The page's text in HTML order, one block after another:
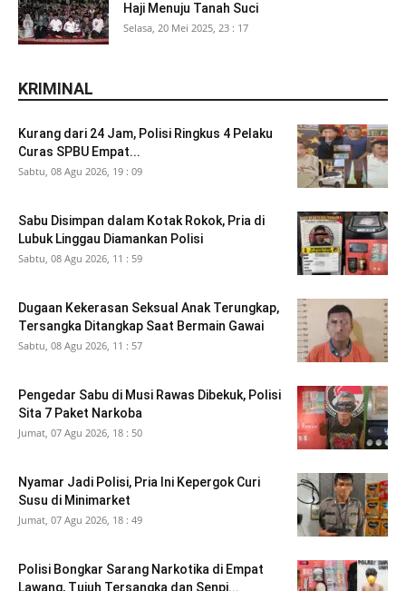
Haji Menuju Tanah Suci
Selasa, 20 Mei 2025, 23 : 17
KRIMINAL
Kurang dari 24 Jam, Polisi Ringkus 4 Pelaku
Curas SPBU Empat...
Sabtu, 08 Agu 2026, 19 : 09
Sabu Disimpan dalam Kotak Rokok, Pria di
Lubuk Linggau Diamankan Polisi
Sabtu, 08 Agu 2026, 11 : 59
Dugaan Kekerasan Seksual Anak Terungkap,
Tersangka Ditangkap Saat Bermain Gawai
Sabtu, 08 Agu 2026, 11 : 57
Pengedar Sabu di Musi Rawas Dibekuk, Polisi
Sita 7 Paket Narkoba
Jumat, 07 Agu 2026, 18 : 50
Nyamar Jadi Polisi, Pria Ini Kepergok Curi
Susu di Minimarket
Jumat, 07 Agu 2026, 18 : 49
Polisi Bongkar Sarang Narkotika di Empat
Lawang, Tujuh Tersangka dan Senpi...